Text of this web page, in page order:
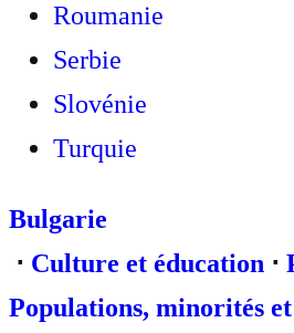
Roumanie
Serbie
Slovénie
Turquie
Bulgarie
⋅ Culture et éducation ⋅
Populations, minorités